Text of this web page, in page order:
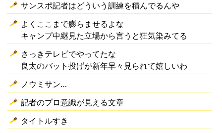
サンスポ記者はどういう訓練を積んでるんや
よくここまで膨らませるよな
キャンプ中継見た立場から言うと狂気染みてる
さっきテレビでやってたな
良太のバット投げが新年早々見られて嬉しいわ
ノウミサン…
記者のプロ意識が見える文章
タイトルすき